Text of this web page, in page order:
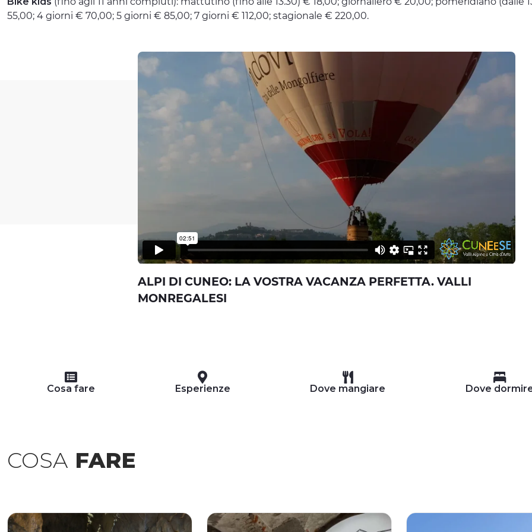
55,00; 4 giorni € 70,00; 5 giorni € 85,00; 7 giorni € 112,00; stagionale € 220,00.
ALPI DI CUNEO: LA VOSTRA VACANZA PERFETTA. VALLI
MONREGALESI
Cosa fare Esperienze Dove mangiare Dove
COSA FARE